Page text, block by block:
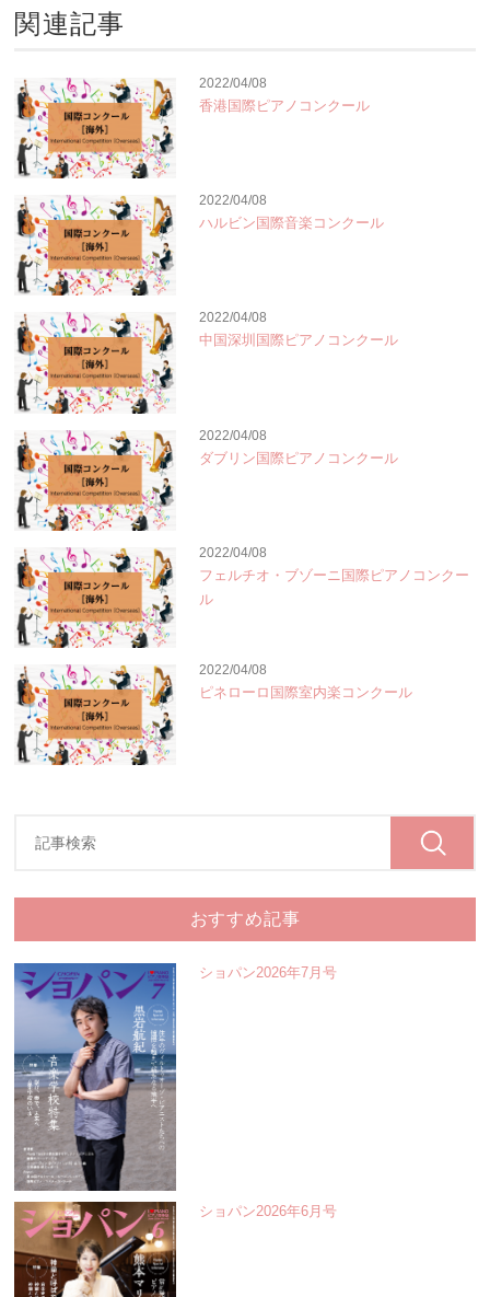
関連記事
2022/04/08
香港国際ピアノコンクール
2022/04/08
ハルビン国際音楽コンクール
2022/04/08
中国深圳国際ピアノコンクール
2022/04/08
ダブリン国際ピアノコンクール
2022/04/08
フェルチオ・ブゾーニ国際ピアノコンクー
ル
2022/04/08
ピネローロ国際室内楽コンクール
おすすめ記事
ショパン2026年7月号
ショパン2026年6月号